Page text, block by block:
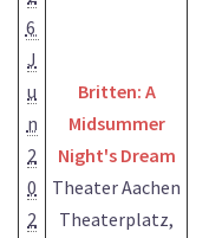
6
J
u
n
2
0
2
Britten: A
Midsummer
Night's Dream
Theater Aachen
Theaterplatz,